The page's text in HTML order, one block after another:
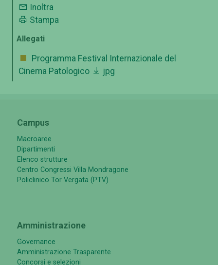
Inoltra
Stampa
Allegati
Programma Festival Internazionale del
Cinema Patologico
jpg
Campus
Macroaree
Dipartimenti
Elenco strutture
Centro Congressi Villa Mondragone
Policlinico Tor Vergata (PTV)
Amministrazione
Governance
Amministrazione Trasparente
Concorsi e selezioni